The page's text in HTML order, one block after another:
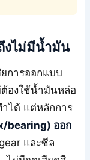
งไม่มีน้ำมัน
การออกแบบ
องใช้น้ำมันหล่อ
ได้ แต่หลักการ
bearing) ออก
และซีล